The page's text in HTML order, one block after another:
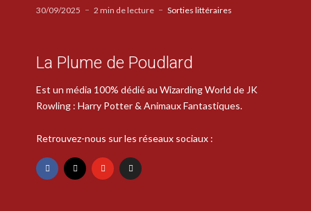
30/09/2025 2 min de lecture Sorties littéraires
La Plume de Poudlard
Est un média 100% dédié au Wizarding World de JK
Rowling : Harry Potter & Animaux Fantastiques.
Retrouvez-nous sur les réseaux sociaux :